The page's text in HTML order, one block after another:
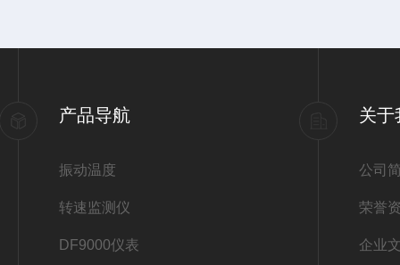
产品导航
振动温度
转速监测仪
DF9000仪表
关于
公司
荣誉
企业